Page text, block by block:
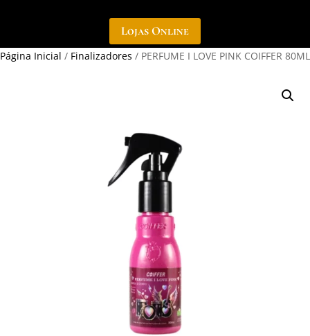
Lojas Online
Página Inicial / Finalizadores / PERFUME I LOVE PINK COIFFER 80ML